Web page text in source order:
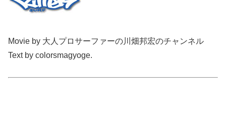
Movie by 大人プロサーファーの川畑邦宏のチャンネル
Text by colorsmagyoge.